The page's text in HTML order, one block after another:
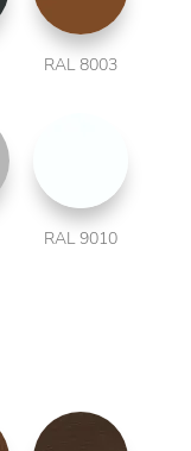
RAL 8003
RAL 9010